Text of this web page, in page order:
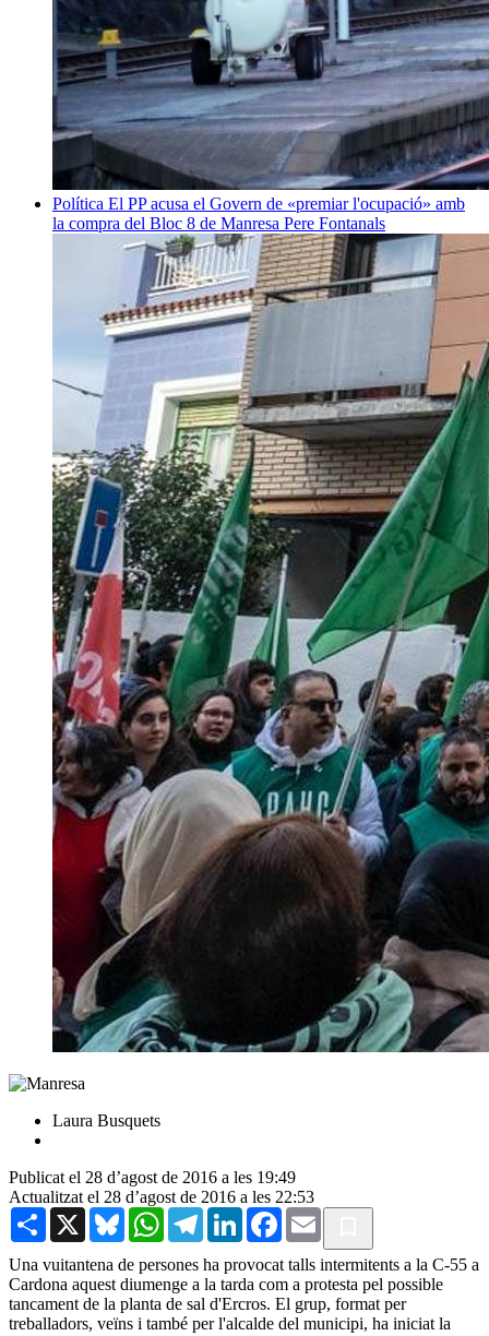
Política El PP acusa el Govern de «premiar l'ocupació» amb
la compra del Bloc 8 de Manresa Pere Fontanals
Laura Busquets
Publicat el 28 d’agost de 2016 a les 19:49
Actualitzat el 28 d’agost de 2016 a les 22:53
Share X BlueskyWhatsAppTelegramLinkedInFacebook
Email
Una vuitantena de persones ha provocat talls intermitents a la C-55 a
Cardona aquest diumenge a la tarda com a protesta pel possible
tancament de la planta de sal d'Ercros. El grup, format per
treballadors, veïns i també per l'alcalde del municipi, ha iniciat la